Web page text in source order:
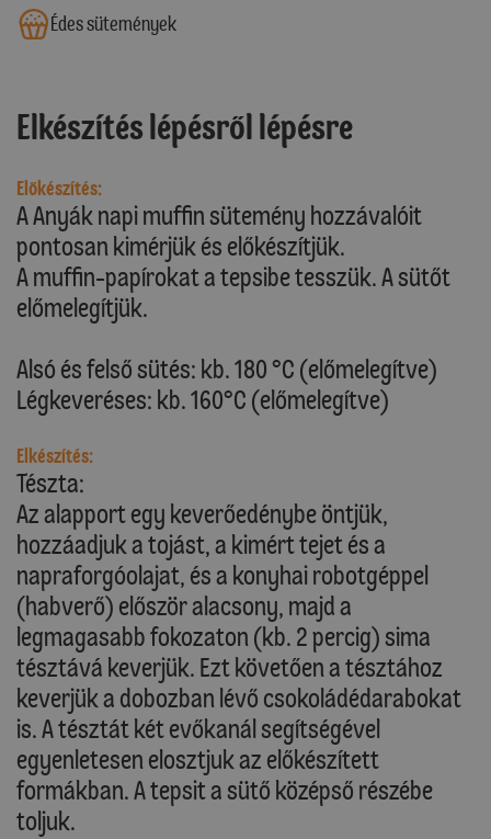
Édes sütemények
Elkészítés lépésről lépésre
Előkészítés:
A Anyák napi muffin sütemény hozzávalóit
pontosan kimérjük és előkészítjük.
A muffin-papírokat a tepsibe tesszük. A sütőt
előmelegítjük.
Alsó és felső sütés: kb. 180 °C (előmelegítve)
Légkeveréses: kb. 160°C (előmelegítve)
Elkészítés:
Tészta:
Az alapport egy keverőedénybe öntjük,
hozzáadjuk a tojást, a kimért tejet és a
napraforgóolajat, és a konyhai robotgéppel
(habverő) először alacsony, majd a
legmagasabb fokozaton (kb. 2 percig) sima
tésztává keverjük. Ezt követően a tésztához
keverjük a dobozban lévő csokoládédarabokat
is. A tésztát két evőkanál segítségével
egyenletesen elosztjuk az előkészített
formákban. A tepsit a sütő középső részébe
toljuk.